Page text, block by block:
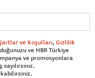
ve Koşulları, Gizlilik
ve HBR Türkiye
ve promosyonlara